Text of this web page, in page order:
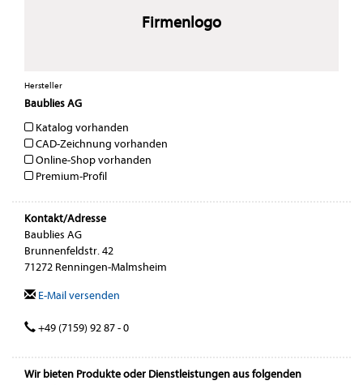
Firmenlogo
Hersteller
Baublies AG
Katalog vorhanden
CAD-Zeichnung vorhanden
Online-Shop vorhanden
Premium-Profil
Kontakt/Adresse
Baublies AG
Brunnenfeldstr. 42
71272 Renningen-Malmsheim
E-Mail versenden
+49 (7159) 92 87 - 0
Wir bieten Produkte oder Dienstleistungen aus folgenden